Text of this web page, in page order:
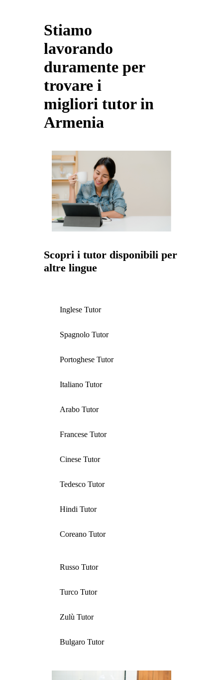
Stiamo
lavorando
duramente per
trovare i
migliori tutor in
Armenia
Scopri i tutor disponibili per
altre lingue
Inglese Tutor
Spagnolo Tutor
Portoghese Tutor
Italiano Tutor
Arabo Tutor
Francese Tutor
Cinese Tutor
Tedesco Tutor
Hindi Tutor
Coreano Tutor
Russo Tutor
Turco Tutor
Zulù Tutor
Bulgaro Tutor